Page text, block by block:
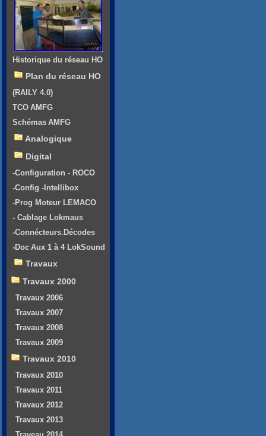
Historique du réseau HO
Plan du réseau HO
(RAILY 4.0)
TCO AMFG
Schémas AMFG
Analogique
Digital
-Configuration - ROCO
-Config -Intellibox
-Prog Moteur LEMACO
- Cablage Lokmaus
-Connécteurs.Décodes
-Doc Aux 1 à 4 LokSound
Travaux
Travaux 2000
Travaux 2006
Travaux 2007
Travaux 2008
Travaux 2009
Travaux 2010
Travaux 2010
Travaux 2011
Travaux 2012
Travaux 2013